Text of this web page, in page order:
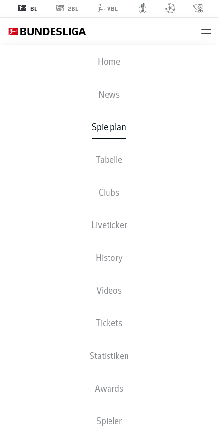
BL 2BL VBL
Home
News
Spielplan
Tabelle
Clubs
Liveticker
History
Videos
Tickets
Statistiken
Awards
Spieler
FCU
0 0
AUFSTELLUNGEN
SPIELENDE